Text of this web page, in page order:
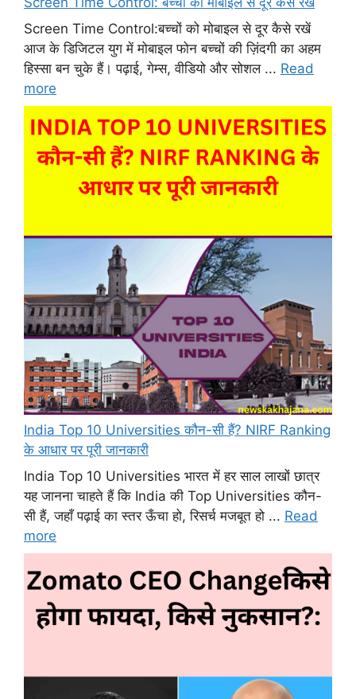
Screen Time Control:बच्चों को मोबाइल से दूर कैसे रखें
आज के डिजिटल युग में मोबाइल फोन बच्चों की ज़िंदगी का अहम
हिस्सा बन चुके हैं। पढ़ाई, गेम्स, वीडियो और सोशल ... Read
more
India Top 10 Universities कौन-सी हैं? NIRF Ranking
के आधार पर पूरी जानकारी
India Top 10 Universities भारत में हर साल लाखों छात्र
यह जानना चाहते हैं कि India की Top Universities कौन-
सी हैं, जहाँ पढ़ाई का स्तर ऊँचा हो, रिसर्च मजबूत हो ... Read
more